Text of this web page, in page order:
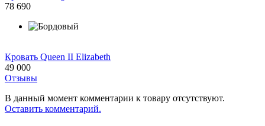
78 690
Кровать Queen II Elizabeth
49 000
Отзывы
В данный момент комментарии к товару отсутствуют.
Оставить комментарий.